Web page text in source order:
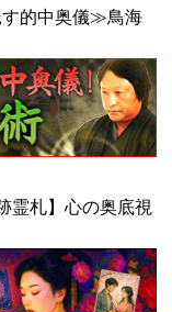
的中奥儀≫鳥海
霊札】心の奥底視